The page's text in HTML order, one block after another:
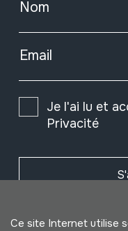
Nom
Email
Je l'ai lu et
Privacité
Ce site Internet utilise